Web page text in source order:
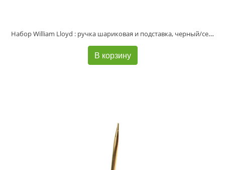
Набор William Lloyd : ручка шариковая и подставка, черный/серебристый
В корзину